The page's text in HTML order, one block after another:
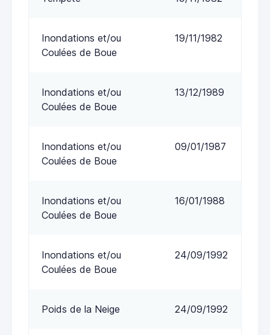
Inondations et/ou
Coulées de Boue
19/11/1982
Inondations et/ou
Coulées de Boue
13/12/1989
Inondations et/ou
Coulées de Boue
09/01/1987
Inondations et/ou
Coulées de Boue
16/01/1988
Inondations et/ou
Coulées de Boue
24/09/1992
Poids de la Neige 24/09/1992